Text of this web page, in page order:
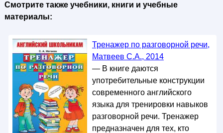
Смотрите также учебники, книги и учебные
материалы:
Тренажер по разговорной речи,
Матвеев С.А., 2014
— В книге даются
употребительные конструкции
современного английского
языка для тренировки навыков
разговорной речи. Тренажер
предназначен для тех, кто